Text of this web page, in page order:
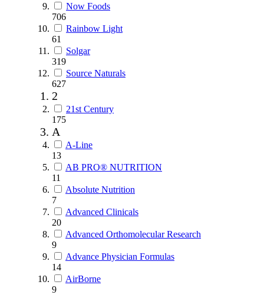
Now Foods
706
Rainbow Light
61
Solgar
319
Source Naturals
627
2
21st Century
175
A
A-Line
13
AB PRO® NUTRITION
11
Absolute Nutrition
7
Advanced Clinicals
20
Advanced Orthomolecular Research
9
Advance Physician Formulas
14
AirBorne
9